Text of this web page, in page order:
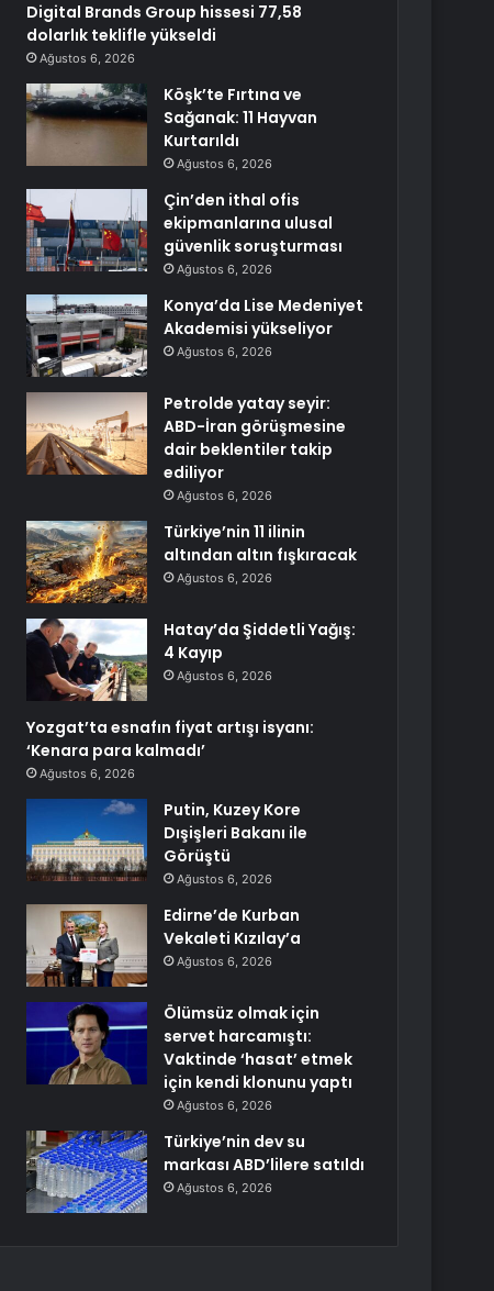
Digital Brands Group hissesi 77,58
dolarlık teklifle yükseldi
Ağustos 6, 2026
Köşk’te Fırtına ve
Sağanak: 11 Hayvan
Kurtarıldı
Ağustos 6, 2026
Çin’den ithal ofis
ekipmanlarına ulusal
güvenlik soruşturması
Ağustos 6, 2026
Konya’da Lise Medeniyet
Akademisi yükseliyor
Ağustos 6, 2026
Petrolde yatay seyir:
ABD-İran görüşmesine
dair beklentiler takip
ediliyor
Ağustos 6, 2026
Türkiye’nin 11 ilinin
altından altın fışkıracak
Ağustos 6, 2026
Hatay’da Şiddetli Yağış:
4 Kayıp
Ağustos 6, 2026
Yozgat’ta esnafın fiyat artışı isyanı:
‘Kenara para kalmadı’
Ağustos 6, 2026
Putin, Kuzey Kore
Dışişleri Bakanı ile
Görüştü
Ağustos 6, 2026
Edirne’de Kurban
Vekaleti Kızılay’a
Ağustos 6, 2026
Ölümsüz olmak için
servet harcamıştı:
Vaktinde ‘hasat’ etmek
için kendi klonunu yaptı
Ağustos 6, 2026
Türkiye’nin dev su
markası ABD’lilere satıldı
Ağustos 6, 2026